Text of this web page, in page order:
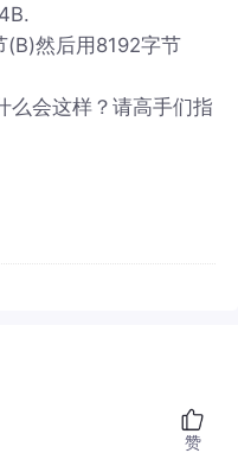
然后用8192字节
么会这样？请高手们指
赞